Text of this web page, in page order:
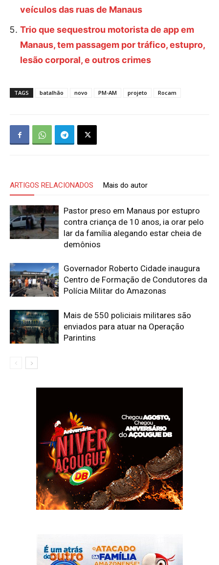
veículos das ruas de Manaus
Trio que sequestrou motorista de app em
Manaus, tem passagem por tráfico, estupro,
lesão corporal, e outros crimes
TAGS batalhão novo PM-AM projeto Rocam
ARTIGOS RELACIONADOS Mais do autor
Pastor preso em Manaus por estupro
contra criança de 10 anos, ia orar pelo
lar da família alegando estar cheia de
demônios
Governador Roberto Cidade inaugura
Centro de Formação de Condutores da
Polícia Militar do Amazonas
Mais de 550 policiais militares são
enviados para atuar na Operação
Parintins